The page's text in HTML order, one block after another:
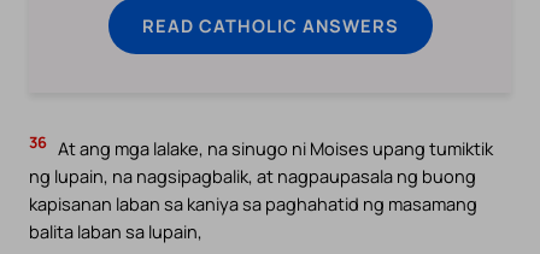
READ CATHOLIC ANSWERS
36 At ang mga lalake, na sinugo ni Moises upang tumiktik
ng lupain, na nagsipagbalik, at nagpaupasala ng buong
kapisanan laban sa kaniya sa paghahatid ng masamang
balita laban sa lupain,